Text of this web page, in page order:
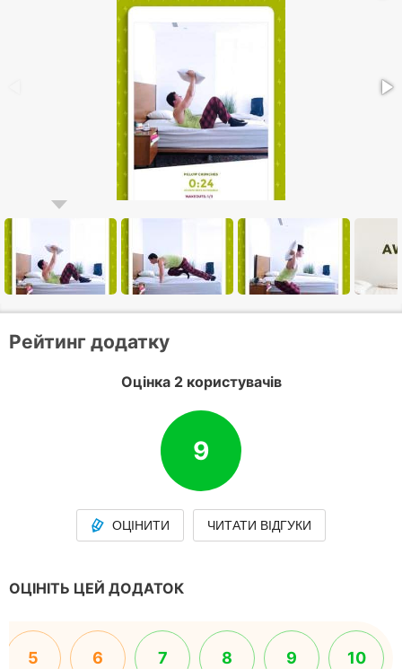
Рейтинг додатку
Оцінка 2 користувачів
9
ОЦІНИТИ ЧИТАТИ ВІДГУКИ
ОЦІНІТЬ ЦЕЙ ДОДАТОК
5 6 7 8 9 10